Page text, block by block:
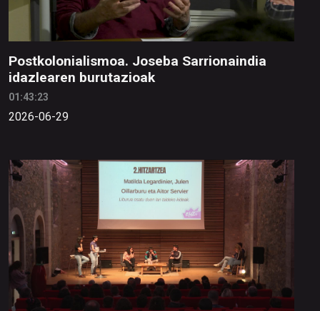
Postkolonialismoa. Joseba Sarrionaindia
idazlearen burutazioak
01:43:23
2026-06-29